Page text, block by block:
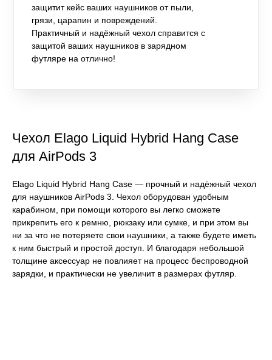
защитит кейс ваших наушников от пыли,
грязи, царапин и повреждений.
Практичный и надёжный чехол справится с
защитой ваших наушников в зарядном
футляре на отлично!
Чехол Elago Liquid Hybrid Hang Case
для AirPods 3
Elago Liquid Hybrid Hang Case — прочный и надёжный чехол
для наушников AirPods 3. Чехол оборудован удобным
карабином, при помощи которого вы легко сможете
прикрепить его к ремню, рюкзаку или сумке, и при этом вы
ни за что не потеряете свои наушники, а также будете иметь
к ним быстрый и простой доступ. И благодаря небольшой
толщине аксессуар не повлияет на процесс беспроводной
зарядки, и практически не увеличит в размерах футляр.